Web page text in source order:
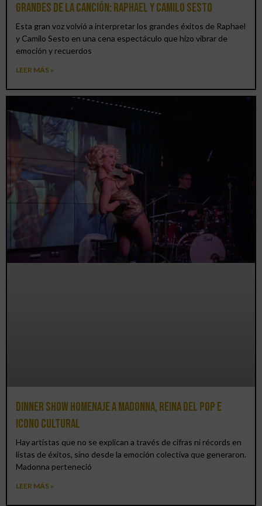
grandes de la canción: Raphael y Camilo Sesto
Esta gran voz volvió a interpretar los grandes éxitos de Raphael
y Camilo Sesto en una cena espectáculo que hizo vibrar de
emoción y recuerdos
LEER MÁS »
Dinner Show homenaje a Madonna, reina del pop e
icono cultural
Hay artistas que no se explican a través de cifras ni récords en
listas de éxitos, sino desde la emoción colectiva que generaron.
Madonna perteneció
LEER MÁS »